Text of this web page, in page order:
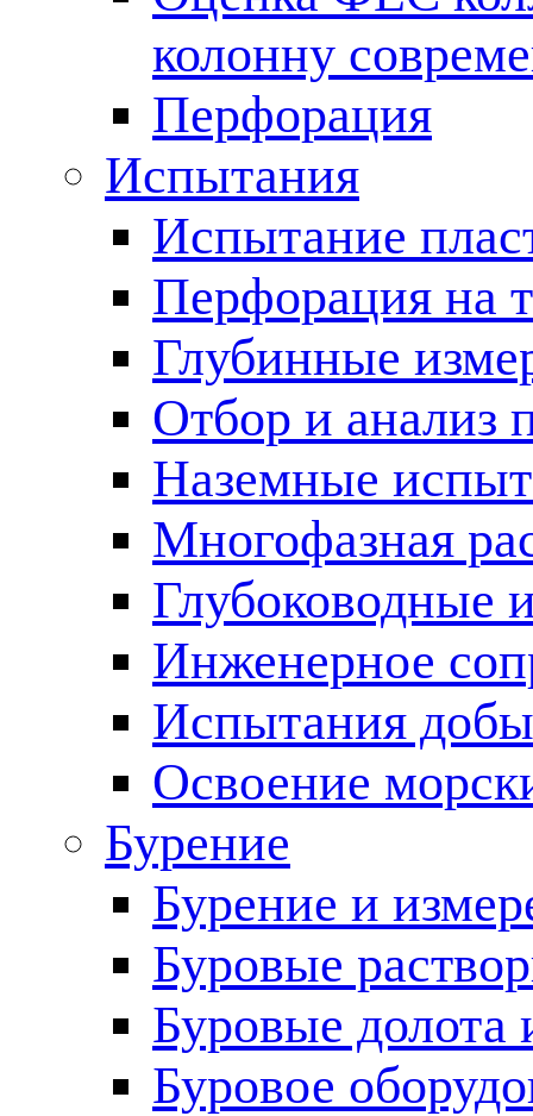
колонну
Перфорация
Испытания
Испытание
Перфорация на
Глубинные
Отбор и анализ
Наземные
Многофазная
Глубоководные
Инженерное
Испытания
Освоение
Бурение
Бурение и
Буровые
Буровые долота
Буровое